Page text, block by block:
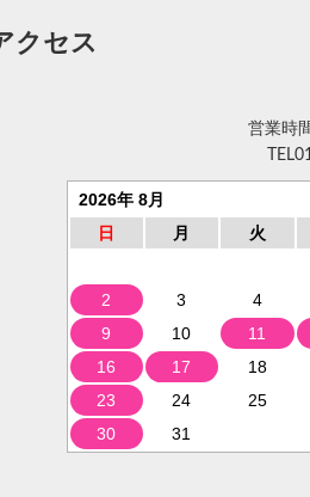
クセス
営業時
TEL
2026年 8月
日
月 火
2 3
4
9
10
11
16
17
18
23
24
25
30
31